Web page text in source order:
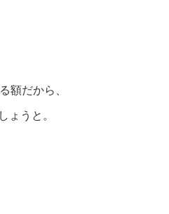
額だから、
ょうと。